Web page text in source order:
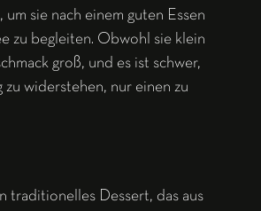
sie nach einem guten Essen
zu begleiten. Obwohl sie klein
groß, und es ist schwer,
zu widerstehen, nur einen zu
traditionelles Dessert, das aus